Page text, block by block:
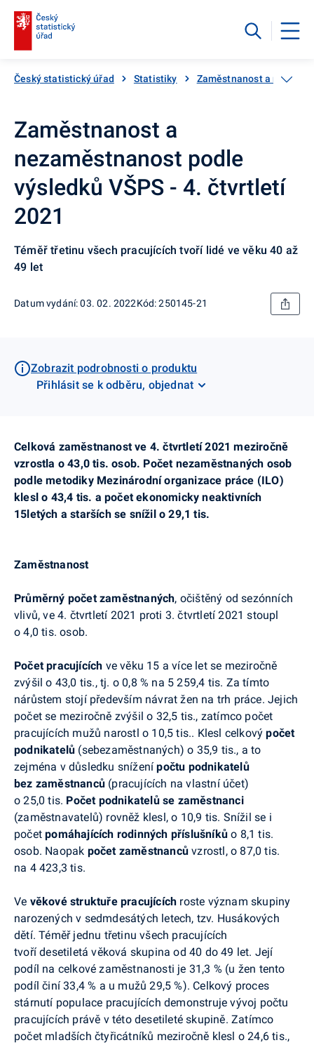
Český statistický úřad Statistiky Zaměstnanost a
Zaměstnanost a
nezaměstnanost podle
výsledků VŠPS - 4. čtvrtletí
2021
Téměř třetinu všech pracujících tvoří lidé ve věku 40 až
49 let
Datum vydání: 03. 02. 2022Kód: 250145-21
Zobrazit podrobnosti o produktu
Přihlásit se k odběru, objednat
Celková zaměstnanost ve 4. čtvrtletí 2021 meziročně
vzrostla o 43,0 tis. osob. Počet nezaměstnaných osob
podle metodiky Mezinárodní organizace práce (ILO)
klesl o 43,4 tis. a počet ekonomicky neaktivních
15letých a starších se snížil o 29,1 tis.
Zaměstnanost
Průměrný počet zaměstnaných, očištěný od sezónních
vlivů, ve 4. čtvrtletí 2021 proti 3. čtvrtletí 2021 stoupl
o 4,0 tis. osob.
Počet pracujících ve věku 15 a více let se meziročně
zvýšil o 43,0 tis., tj. o 0,8 % na 5 259,4 tis. Za tímto
nárůstem stojí především návrat žen na trh práce. Jejich
počet se meziročně zvýšil o 32,5 tis., zatímco počet
pracujících mužů narostl o 10,5 tis.. Klesl celkový počet
podnikatelů (sebezaměstnaných) o 35,9 tis., a to
zejména v důsledku sníženípočtu podnikatelů
bez zaměstnanců (pracujících na vlastní účet)
o 25,0 tis. Počet podnikatelů se zaměstnanci
(zaměstnavatelů) rovněž klesl, o 10,9 tis. Snížil se i
početpomáhajících rodinných příslušníků o 8,1 tis.
osob. Naopak počet zaměstnanců vzrostl, o 87,0 tis.
na 4 423,3 tis.
Ve věkové struktuře pracujících roste význam skupiny
narozených v sedmdesátých letech, tzv. Husákových
dětí. Téměř jednu třetinu všech pracujících
tvoří desetiletá věková skupina od 40 do 49 let. Její
podíl na celkové zaměstnanosti je 31,3 % (u žen tento
podíl činí 33,4 % a u mužů 29,5 %). Celkový proces
stárnutí populace pracujících demonstruje vývoj počtu
pracujících právě v této desetileté skupině. Zatímco
počet mladších čtyřicátníků meziročně klesl o 24,6 tis.,